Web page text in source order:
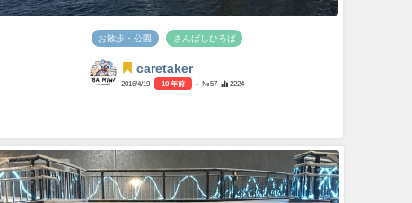
お散歩・公園 さんばしひろば
caretaker
2016/4/19 10 年前 - №57 2224